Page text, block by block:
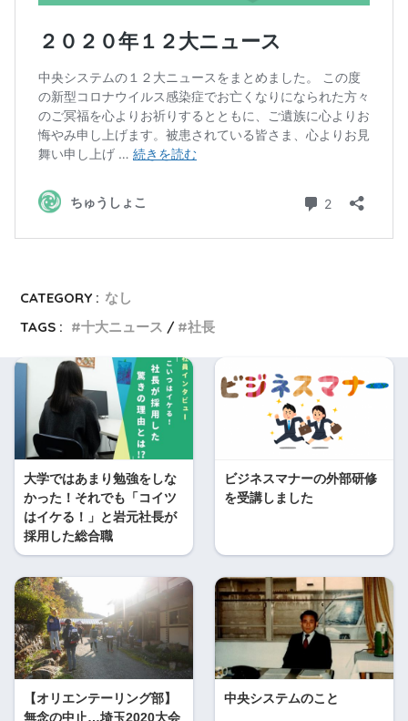
CATEGORY : なし
TAGS :
十大ニュース 社長
大学ではあまり勉強をしな
かった！それでも「コイツ
はイケる！」と岩元社長が
採用した総合職
ビジネスマナーの外部研修
を受講しました
【オリエンテーリング部】
無念の中止…埼玉2020大会
中央システムのこと